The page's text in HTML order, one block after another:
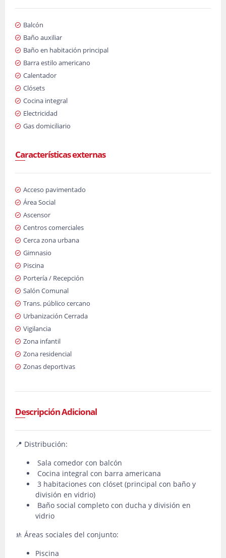
Balcón
Baño auxiliar
Baño en habitación principal
Barra estilo americano
Calentador
Clósets
Cocina integral
Electricidad
Gas domiciliario
Características externas
Acceso pavimentado
Área Social
Ascensor
Centros comerciales
Cerca zona urbana
Gimnasio
Piscina
Portería / Recepción
Salón Comunal
Trans. público cercano
Urbanización Cerrada
Vigilancia
Zona infantil
Zona residencial
Zonas deportivas
Descripción Adicional
📍 Distribución:
Sala comedor con balcón
Cocina integral con barra americana
3 habitaciones con clóset (principal con baño y
división en vidrio)
Baño social completo con ducha y división en
vidrio
🚸 Áreas sociales del conjunto:
Piscina